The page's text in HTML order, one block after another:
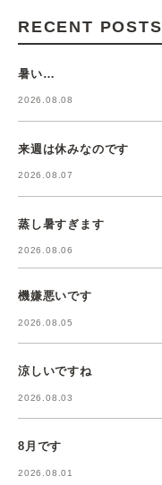
RECENT POSTS
暑い…
2026.08.08
来週は休みなのです
2026.08.07
蒸し暑すぎます
2026.08.06
機嫌悪いです
2026.08.05
涼しいですね
2026.08.03
8月です
2026.08.01